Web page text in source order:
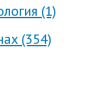
(1)
(354)